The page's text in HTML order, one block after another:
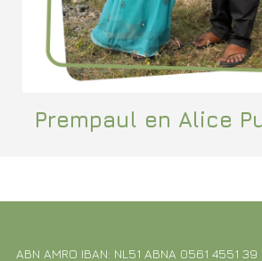
Prempaul en Alice
ABN AMRO IBAN: NL51 ABNA 0561 4551 39